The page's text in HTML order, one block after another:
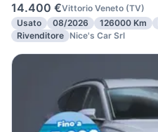
14.400 €Vittorio Veneto (TV)
Usato
08/2026 126000 Km
Rivenditore Nice's Car Srl